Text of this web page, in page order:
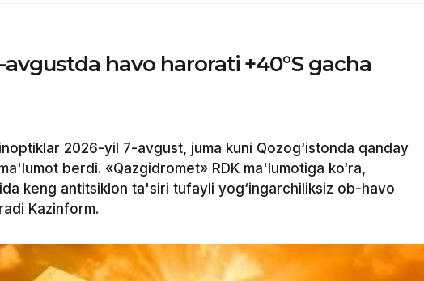
avgustda havo harorati +40°S gacha
2026-yil 7-avgust, juma kuni Qozog‘istonda qanday
berdi. «Qazgidromet» RDK ma'lumotiga ko‘ra,
keng antitsiklon ta'siri tufayli yog‘ingarchiliksiz ob-havo
Kazinform.